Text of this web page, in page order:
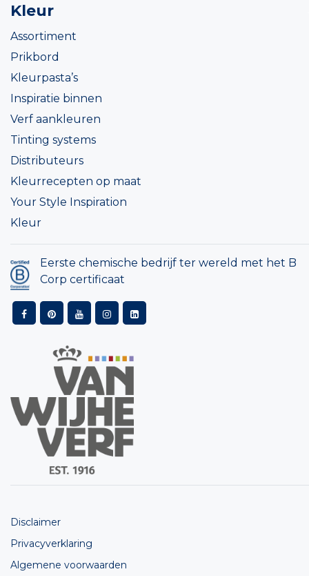
Kleur
Assortiment
Prikbord
Kleurpasta’s
Inspiratie binnen
Verf aankleuren
Tinting systems
Distributeurs
Kleurrecepten op maat
Your Style Inspiration
Kleur
Eerste chemische bedrijf ter wereld met het B
Corp certificaat
Disclaimer
Privacyverklaring
Algemene voorwaarden